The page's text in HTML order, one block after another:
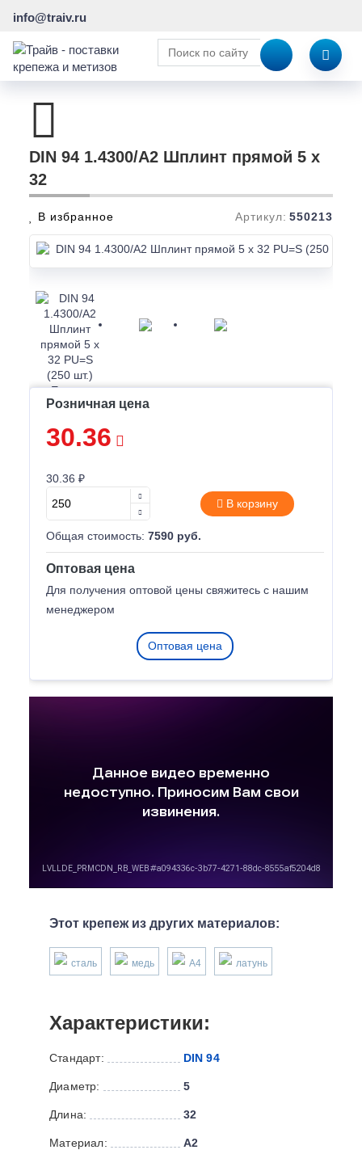
info@traiv.ru
DIN 94 1.4300/A2 Шплинт прямой 5 x
32
В избранное Артикул: 550213
Розничная цена
30.36
30.36 ₽
В корзину
Общая стоимость: 7590 руб.
Оптовая цена
Для получения оптовой цены свяжитесь с нашим
менеджером
Оптовая цена
Этот крепеж из других материалов:
сталь медь А4 латунь
Характеристики:
Стандарт: DIN 94
Диаметр: 5
Длина: 32
Материал: А2